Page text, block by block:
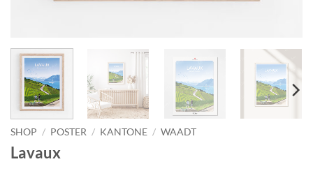
SHOP / POSTER / KANTONE / WAADT
Lavaux